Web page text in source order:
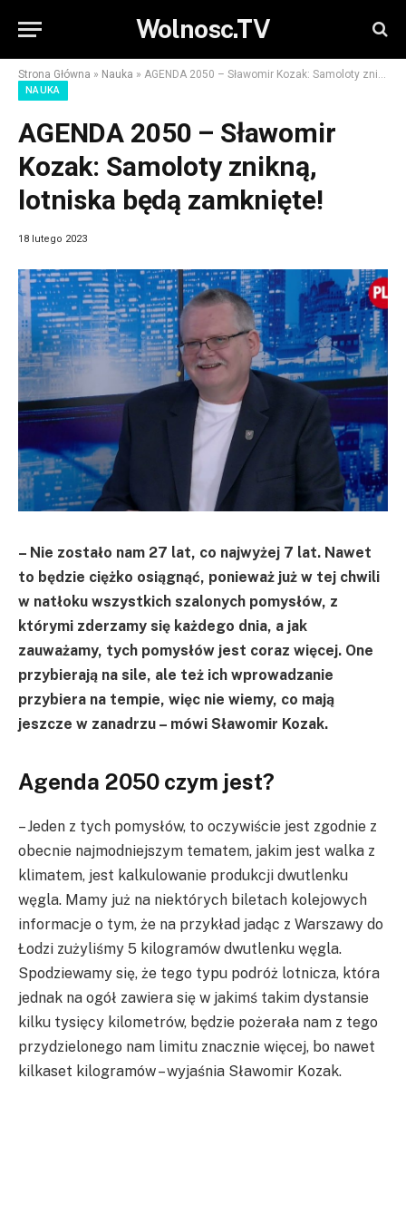
Wolnosc.TV
Strona Główna » Nauka » AGENDA 2050 – Sławomir Kozak: Samoloty znikną, lotniska będą zamknięte!
NAUKA
AGENDA 2050 – Sławomir
Kozak: Samoloty znikną,
lotniska będą zamknięte!
18 lutego 2023
– Nie zostało nam 27 lat, co najwyżej 7 lat. Nawet
to będzie ciężko osiągnąć, ponieważ już w tej chwili
w natłoku wszystkich szalonych pomysłów, z
którymi zderzamy się każdego dnia, a jak
zauważamy, tych pomysłów jest coraz więcej. One
przybierają na sile, ale też ich wprowadzanie
przybiera na tempie, więc nie wiemy, co mają
jeszcze w zanadrzu – mówi Sławomir Kozak.
Agenda 2050 czym jest?
– Jeden z tych pomysłów, to oczywiście jest zgodnie z
obecnie najmodniejszym tematem, jakim jest walka z
klimatem, jest kalkulowanie produkcji dwutlenku
węgla. Mamy już na niektórych biletach kolejowych
informacje o tym, że na przykład jadąc z Warszawy do
Łodzi zużyliśmy 5 kilogramów dwutlenku węgla.
Spodziewamy się, że tego typu podróż lotnicza, która
jednak na ogół zawiera się w jakimś takim dystansie
kilku tysięcy kilometrów, będzie pożerała nam z tego
przydzielonego nam limitu znacznie więcej, bo nawet
kilkaset kilogramów – wyjaśnia Sławomir Kozak.